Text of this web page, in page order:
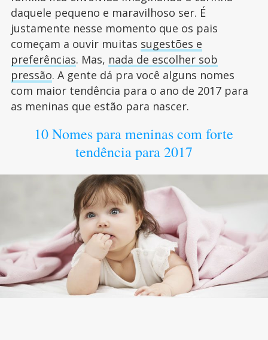
daquele pequeno e maravilhoso ser. É
justamente nesse momento que os pais
começam a ouvir muitas sugestões e
preferências. Mas, nada de escolher sob
pressão. A gente dá pra você alguns nomes
com maior tendência para o ano de 2017 para
as meninas que estão para nascer.
10 Nomes para meninas com forte
tendência para 2017